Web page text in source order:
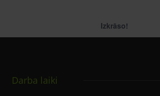
Izkrāso!
Darba laiki